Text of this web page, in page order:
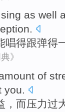
sing as well
.
唱得跟弹得
》
of
you.
， 而压力过